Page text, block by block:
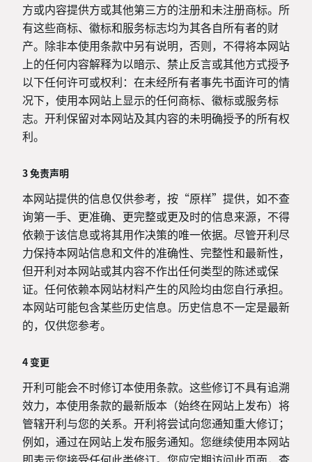
方或内容提供方或其他第三方的注册和未注册商标。所
有这些商标、徽标和服务标志均为其各自所有者的财
产。除非本使用条款中另有说明，否则，不得将本网站
上的任何内容解释为以暗示、禁止反言或其他方式授予
以下任何许可或权利：在未经所有者事先书面许可的情
况下，使用本网站上显示的任何商标、徽标或服务标
志。开利保留对本网站及其内容的未明确授予的所有权
利。
3 免责声明
本网站提供的信息仅供参考，按“原样”提供，如不查
询第一手、更准确、更完整或更及时的信息来源，不得
依赖于该信息或将其用作决策的唯一依据。尽管开利尽
力保持本网站信息和文件的准确性、完整性和最新性，
但开利对本网站或其内容不作出任何类型的陈述或保
证。任何依赖本网站材料产生的风险均由您自行承担。
本网站可能包含某些历史信息。历史信息不一定是最新
的，仅供您参考。
4 变更
开利可能会不时修订本使用条款。这些修订不具有追溯
效力，本使用条款的最新版本（始终在网站上发布）将
管辖开利与您的关系。开利将尝试向您通知重大修订；
例如，通过在网站上发布服务通知。您继续使用本网站